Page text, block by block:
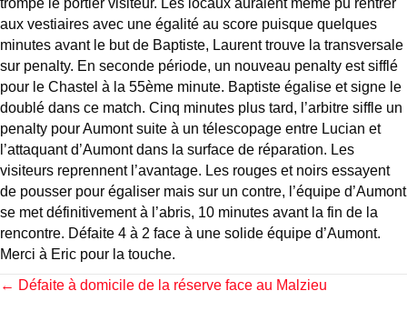
trompe le portier visiteur. Les locaux auraient même pu rentrer
aux vestiaires avec une égalité au score puisque quelques
minutes avant le but de Baptiste, Laurent trouve la transversale
sur penalty. En seconde période, un nouveau penalty est sifflé
pour le Chastel à la 55ème minute. Baptiste égalise et signe le
doublé dans ce match. Cinq minutes plus tard, l’arbitre siffle un
penalty pour Aumont suite à un télescopage entre Lucian et
l’attaquant d’Aumont dans la surface de réparation. Les
visiteurs reprennent l’avantage. Les rouges et noirs essayent
de pousser pour égaliser mais sur un contre, l’équipe d’Aumont
se met définitivement à l’abris, 10 minutes avant la fin de la
rencontre. Défaite 4 à 2 face à une solide équipe d’Aumont.
Merci à Eric pour la touche.
Posts
← Défaite à domicile de la réserve face au Malzieu